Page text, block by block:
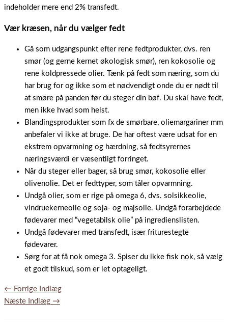
indeholder mere end 2% transfedt.
Vær kræsen, når du vælger fedt
Gå som udgangspunkt efter rene fedtprodukter, dvs. ren
smør (og gerne kernet økologisk smør), ren kokosolie og
rene koldpressede olier. Tænk på fedt som næring, som du
har brug for og ikke som et nødvendigt onde du er nødt til
at smøre på panden før du steger din bøf. Du skal have fedt,
men ikke hvad som helst.
Blandingsprodukter som fx de smørbare, oliemargariner mm
anbefaler vi ikke at bruge. De har oftest være udsat for en
ekstrem opvarmning og hærdning, så fedtsyrernes
næringsværdi er væsentligt forringet.
Når du steger eller bager, så brug smør, kokosolie eller
olivenolie. Det er fedttyper, som tåler opvarmning.
Undgå olier, som er rige på omega 6, dvs. solsikkeolie,
vindruekerneolie og soja- og majsolie. Undgå forarbejdede
fødevarer med “vegetabilsk olie” på ingredienslisten.
Undgå fødevarer med transfedt, især friturestegte
fødevarer.
Sørg for at få nok omega 3. Spiser du ikke fisk nok, så vælg
et godt tilskud, som er let optageligt.
← Forrige Indlæg
Næste Indlæg →